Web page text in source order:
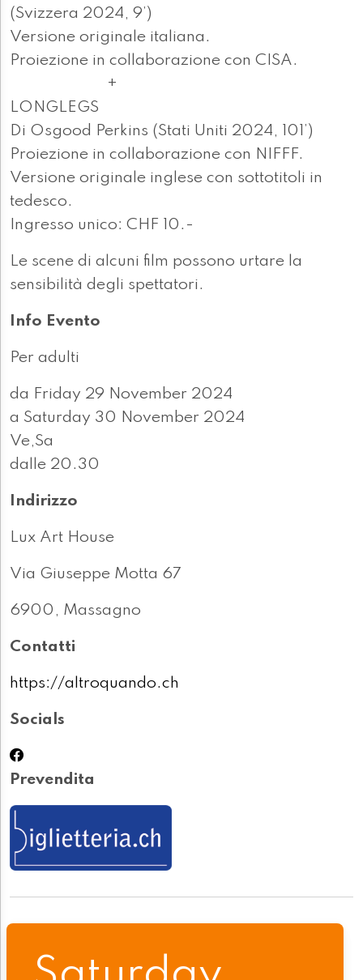
(Svizzera 2024, 9’)
Versione originale italiana.
Proiezione in collaborazione con CISA.
+
LONGLEGS
Di Osgood Perkins (Stati Uniti 2024, 101’)
Proiezione in collaborazione con NIFFF.
Versione originale inglese con sottotitoli in
tedesco.
Ingresso unico: CHF 10.-
Le scene di alcuni film possono urtare la
sensibilità degli spettatori.
Info Evento
Per adulti
da Friday 29 November 2024
a Saturday 30 November 2024
Ve,Sa
dalle 20.30
Indirizzo
Lux Art House
Via Giuseppe Motta 67
6900, Massagno
Contatti
https://altroquando.ch
Socials
Prevendita